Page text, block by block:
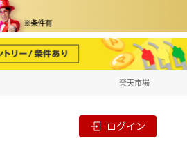
楽天市場
ログイン